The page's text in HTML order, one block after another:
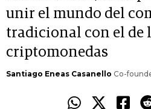
unir el mundo del
tradicional con el de
criptomonedas
Santiago Eneas Casanello Co-